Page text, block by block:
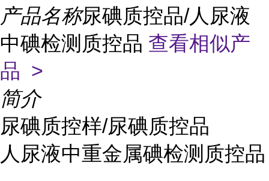
产品名称尿碘质控品/人尿液
中碘检测质控品 查看相似产
品 >
简介
尿碘质控样/尿碘质控品
人尿液中重金属碘检测质控品